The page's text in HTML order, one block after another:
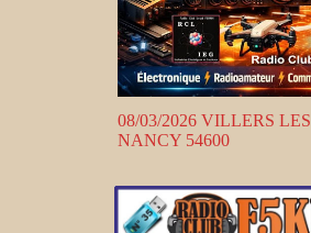
08/03/2026 VILLERS LES
NANCY 54600